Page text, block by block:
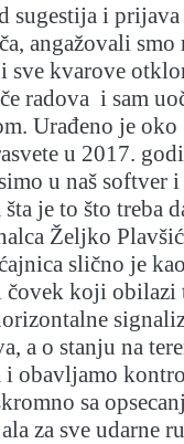
sugestija i
angažovali
sve kvarove
radova i sam
Urađeno je
u 2017.
u naš softver
šta je to što treba
Željko
slično je
koji obilazi
a o stanju na
i obavljamo
sa
za sve udarne